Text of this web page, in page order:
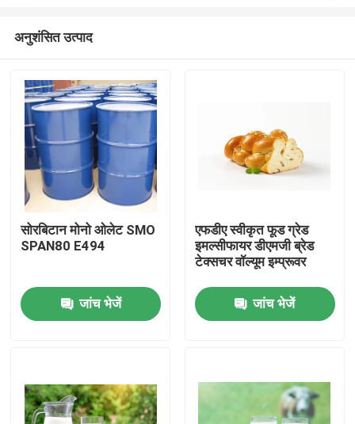
वीडियो
अनुशंसित उत्पाद
सोरबिटान मोनो ओलेट SMO
SPAN80 E494
जांच भेजें
एफडीए स्वीकृत फूड ग्रेड
इमल्सीफायर डीएमजी ब्रेड
टेक्सचर वॉल्यूम इम्प्रूवर
जांच भेजें